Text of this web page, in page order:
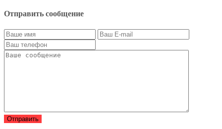
Отправить сообщение